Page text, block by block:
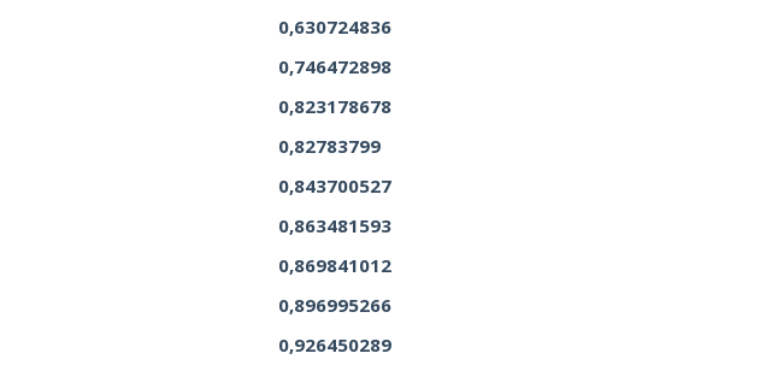
0,630724836
0,746472898
0,823178678
0,82783799
0,843700527
0,863481593
0,869841012
0,896995266
0,926450289